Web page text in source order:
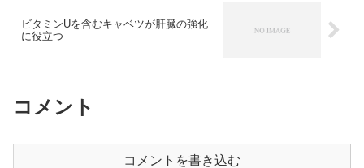
ビタミンUを含むキャベツが肝臓の強化
に役立つ
コメント
コメントを書き込む